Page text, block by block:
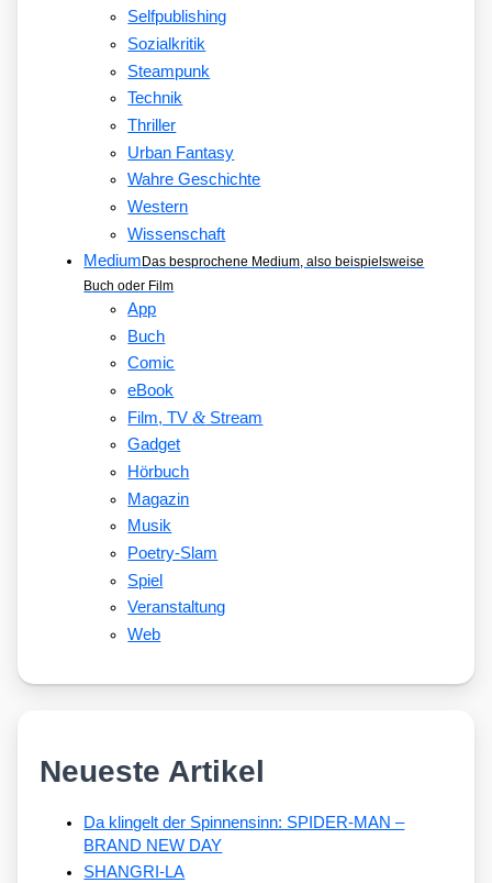
Selfpublishing
Sozialkritik
Steampunk
Technik
Thriller
Urban Fantasy
Wahre Geschichte
Western
Wissenschaft
Medium Das besprochene Medium, also beispielsweise
Buch oder Film
App
Buch
Comic
eBook
Film, TV&Stream
Gadget
Hörbuch
Magazin
Musik
Poetry-Slam
Spiel
Veranstaltung
Web
Neueste Artikel
Da klingelt der Spinnensinn: SPIDER-MAN –
BRAND NEW DAY
SHANGRI-LA